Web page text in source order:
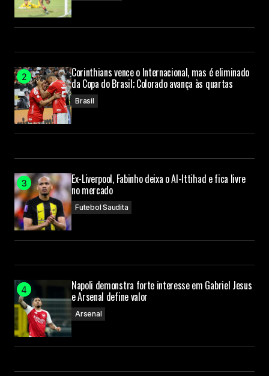
Corinthians vence o Internacional, mas é eliminado
da Copa do Brasil; Colorado avança às quartas
Brasil
Ex-Liverpool, Fabinho deixa o Al-Ittihad e fica livre
no mercado
Futebol Saudita
Napoli demonstra forte interesse em Gabriel Jesus
e Arsenal define valor
Arsenal